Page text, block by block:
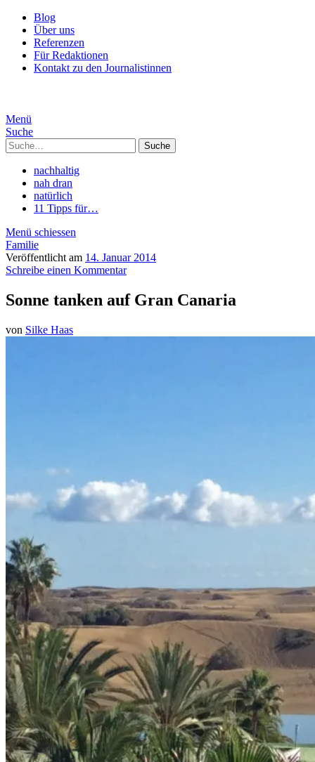
Blog
Über uns
Referenzen
Für Redaktionen
Kontakt zu den Journalistinnen
Menü
Suche
Suche
nachhaltig
nah dran
natürlich
11 Tipps für…
Menü schiessen
Familie
Veröffentlicht am 14. Januar 2014
Schreibe einen Kommentar
Sonne tanken auf Gran Canaria
von Silke Haas